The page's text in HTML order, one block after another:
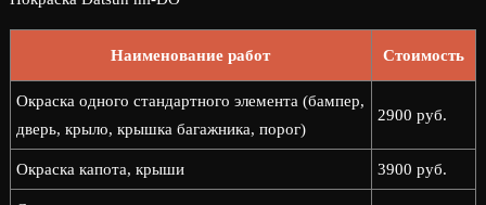
Наименование работ Стоимость
Окраска одного стандартного элемента (бампер,
дверь, крыло, крышка багажника, порог)
2900 руб.
Окраска капота, крыши 3900 руб.